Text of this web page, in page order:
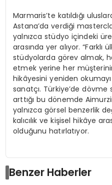
Marmaris’te katıldığı
Astana’da verdiği
yalnızca stüdyo içindeki
arasında yer alıyor. “Farklı
stüdyolarda görev almak,
etmek yerine her
hikâyesini yeniden
sanatçı. Türkiye’de dövme
arttığı bu dönemde
yalnızca görsel benzerlik
kalıcılık ve kişisel hikâye
olduğunu hatırlatıyor.
Benzer Haberler